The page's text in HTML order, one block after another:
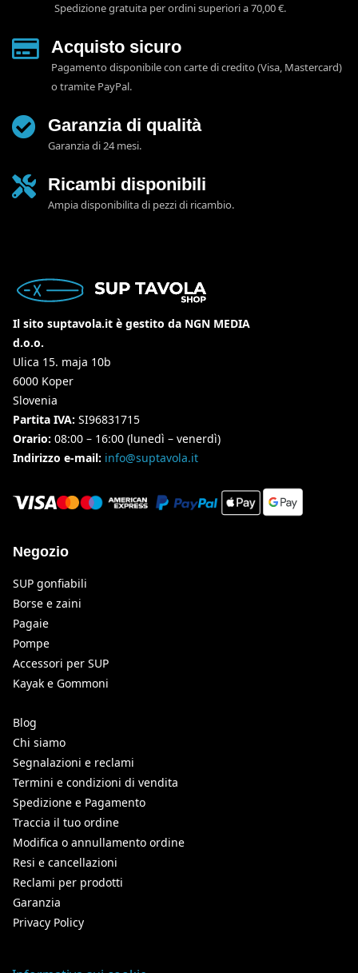
Spedizione gratuita per ordini superiori a 70,00 €.
Acquisto sicuro
Pagamento disponibile con carte di credito (Visa, Mastercard)
o tramite PayPal.
Garanzia di qualità
Garanzia di 24 mesi.
Ricambi disponibili
Ampia disponibilita di pezzi di ricambio.
Il sito suptavola.it è gestito da NGN MEDIA
d.o.o.
Ulica 15. maja 10b
6000 Koper
Slovenia
Partita IVA: SI96831715
Orario: 08:00 – 16:00 (lunedì – venerdì)
Indirizzo e-mail: info@suptavola.it
Negozio
SUP gonfiabili
Borse e zaini
Pagaie
Pompe
Accessori per SUP
Kayak e Gommoni
Blog
Chi siamo
Segnalazioni e reclami
Termini e condizioni di vendita
Spedizione e Pagamento
Traccia il tuo ordine
Modifica o annullamento ordine
Resi e cancellazioni
Reclami per prodotti
Garanzia
Privacy Policy